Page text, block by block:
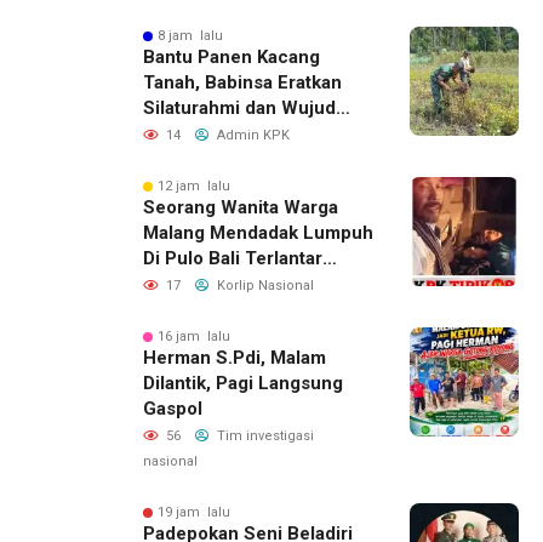
8 jam lalu
Bantu Panen Kacang
Tanah, Babinsa Eratkan
Silaturahmi dan Wujud
Kepedulian kepada Petani
14 Admin KPK
12 jam lalu
Seorang Wanita Warga
Malang Mendadak Lumpuh
Di Pulo Bali Terlantar
Selama 3 Hari Tidak Ada
Korban Menghubungi
YUNUS WAHYUDI Aktivis
Banyuwangi Dan Langsung
Di Tolong Untuk Perawatan
Lebih Lanjut
17 Korlip Nasional
16 jam lalu
Herman S.Pdi, Malam
Dilantik, Pagi Langsung
Gaspol
56
Tim investigasi
nasional
19 jam lalu
Padepokan Seni Beladiri